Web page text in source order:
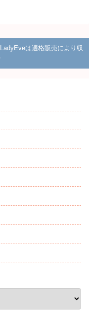
は適格販売により収